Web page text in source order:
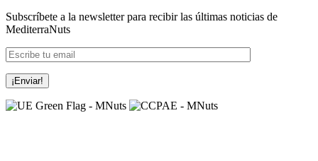
Subscríbete a la newsletter para recibir las últimas noticias de
MediterraNuts